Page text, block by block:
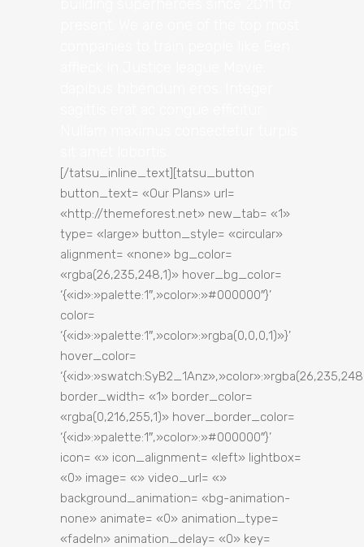
[/tatsu_inline_text][tatsu_button
button_text= «Our Plans» url=
«http://themeforest.net» new_tab= «1»
type= «large» button_style= «circular»
alignment= «none» bg_color=
«rgba(26,235,248,1)» hover_bg_color=
‘{«id»:»palette:1″,»color»:»#000000″}’
color=
‘{«id»:»palette:1″,»color»:»rgba(0,0,0,1)»}’
hover_color=
border_width= «1» border_color=
«rgba(0,216,255,1)» hover_border_color=
‘{«id»:»palette:1″,»color»:»#000000″}’
icon= «» icon_alignment= «left» lightbox=
«0» image= «» video_url= «»
background_animation= «bg-animation-
none» animate= «0» animation_type=
«fadeIn» animation_delay= «0» key=